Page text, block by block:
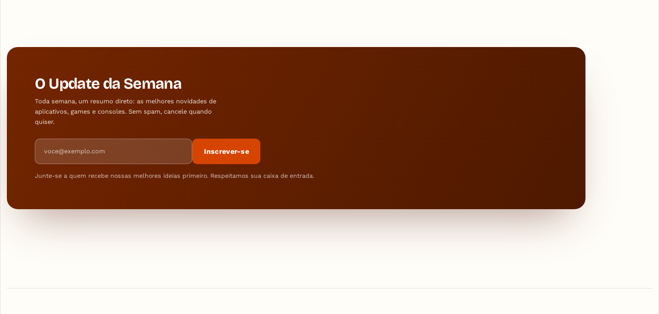
O Update da Semana
Toda semana, um resumo direto: as melhores novidades de
aplicativos, games e consoles. Sem spam, cancele quando
quiser.
Endereço de e-mail
Inscrever-se
Junte-se a quem recebe nossas melhores ideias primeiro. Respeitamos sua caixa de entrada.